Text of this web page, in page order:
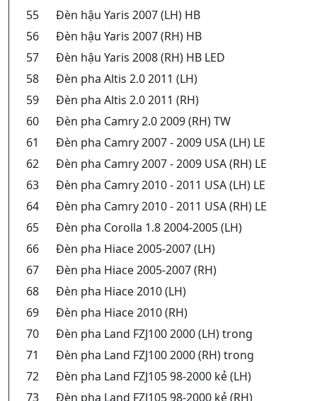
55
Đèn hậu Yaris 2007 (LH) HB
56
Đèn hậu Yaris 2007 (RH) HB
57
Đèn hậu Yaris 2008 (RH) HB LED
58
Đèn pha Altis 2.0 2011 (LH)
59
Đèn pha Altis 2.0 2011 (RH)
60
Đèn pha Camry 2.0 2009 (RH) TW
61
Đèn pha Camry 2007 - 2009 USA (LH) LE
62
Đèn pha Camry 2007 - 2009 USA (RH) LE
63
Đèn pha Camry 2010 - 2011 USA (LH) LE
64
Đèn pha Camry 2010 - 2011 USA (RH) LE
65
Đèn pha Corolla 1.8 2004-2005 (LH)
66
Đèn pha Hiace 2005-2007 (LH)
67
Đèn pha Hiace 2005-2007 (RH)
68
Đèn pha Hiace 2010 (LH)
69
Đèn pha Hiace 2010 (RH)
70
Đèn pha Land FZJ100 2000 (LH) trong
71
Đèn pha Land FZJ100 2000 (RH) trong
72
Đèn pha Land FZJ105 98-2000 kẻ (LH)
73
Đèn pha Land FZJ105 98-2000 kẻ (RH)